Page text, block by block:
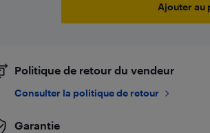
Ajouter au
Politique de retour du vendeur
Consulter la politique de retour
Garantie